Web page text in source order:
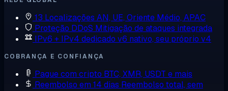
13 Localizações AN, UE, Oriente Médio, APAC
Proteção DDoS Mitigação de ataques integrada
IPv6 + IPv4 dedicado v6 nativo, seu próprio v4
COBRANÇA E CONFIANÇA
Pague com cripto BTC, XMR, USDT e mais
Reembolso em 14 dias Reembolso total, sem